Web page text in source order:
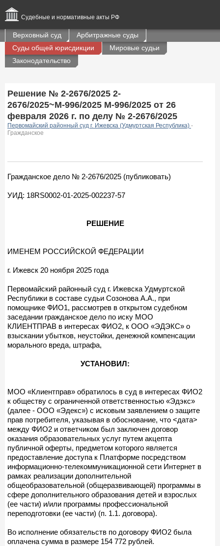
Судебные и нормативные акты РФ
Верховный суд
Арбитражные суды
Суды общей юрисдикции
Мировые судьи
Законодательство
Решение № 2-2676/2025 2-
2676/2025~М-996/2025 М-996/2025 от 26
февраля 2026 г. по делу № 2-2676/2025
Первомайский районный суд г. Ижевска (Удмуртская Республика) -
Гражданское
Гражданское дело № 2-2676/2025 (публиковать)
УИД: 18RS0002-01-2025-002237-57
РЕШЕНИЕ
ИМЕНЕМ РОССИЙСКОЙ ФЕДЕРАЦИИ
г. Ижевск 20 ноября 2025 года
Первомайский районный суд г. Ижевска Удмуртской
Республики в составе судьи Созонова А.А., при
помощнике ФИО1, рассмотрев в открытом судебном
заседании гражданское дело по иску МОО
КЛИЕНТПРАВ в интересах ФИО2, к ООО «ЭДЭКС» о
взыскании убытков, неустойки, денежной компенсации
морального вреда, штрафа,
УСТАНОВИЛ:
МОО «Клиентправ» обратилось в суд в интересах ФИО2
к обществу с ограниченной ответственностью «Эдэкс»
(далее - ООО «Эдекс») с исковым заявлением о защите
прав потребителя, указывая в обоснование, что <дата>
между ФИО2 и ответчиком был заключен договор
оказания образовательных услуг путем акцепта
публичной оферты, предметом которого является
предоставление доступа к Платформе посредством
информационно-телекоммуникационной сети Интернет в
рамках реализации дополнительной
общеобразовательной (общеразвивающей) программы в
сфере дополнительного образования детей и взрослых
(ее части) и/или программы профессиональной
переподготовки (ее части) (п. 1.1. договора).
Во исполнение обязательств по договору ФИО2 была
оплачена сумма в размере 154 772 рублей.